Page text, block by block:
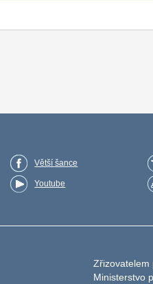
Větší šance
Youtube
Zřizovatelem
Ministerstvo